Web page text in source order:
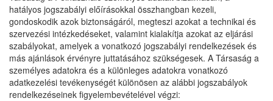
hatályos jogszabályi előírásokkal összhangban kezeli,
gondoskodik azok biztonságáról, megteszi azokat a technikai és
szervezési intézkedéseket, valamint kialakítja azokat az eljárási
szabályokat, amelyek a vonatkozó jogszabályi rendelkezések és
más ajánlások érvényre juttatásához szükségesek. A Társaság a
személyes adatokra és a különleges adatokra vonatkozó
adatkezelési tevékenységét különösen az alábbi jogszabályok
rendelkezéseinek figyelembevételével végzi: